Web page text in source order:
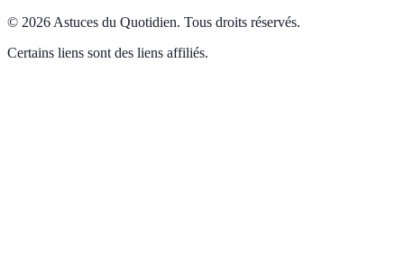
© 2026 Astuces du Quotidien. Tous droits réservés.
Certains liens sont des liens affiliés.